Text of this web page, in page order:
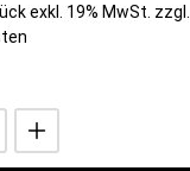
exkl. 19% MwSt. zzgl.